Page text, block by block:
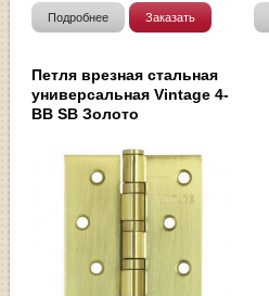
Подробнее Заказать
Петля врезная стальная
универсальная Vintage 4-
BB SB Золото